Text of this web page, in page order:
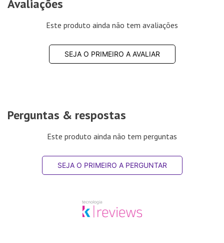
Avaliações
Este produto ainda não tem avaliações
SEJA O PRIMEIRO A AVALIAR
Perguntas & respostas
Este produto ainda não tem perguntas
SEJA O PRIMEIRO A PERGUNTAR